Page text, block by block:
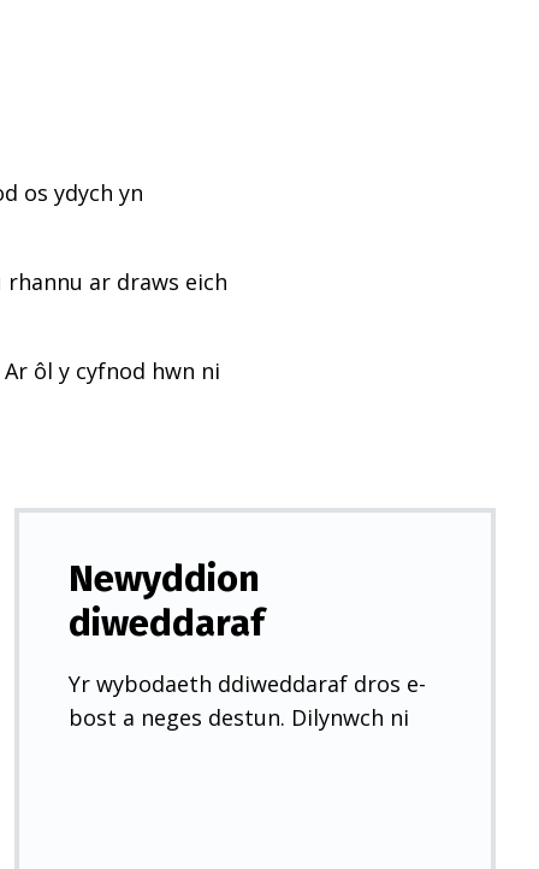
os ydych yn
ar draws eich
ôl y cyfnod hwn ni
Newyddion
diweddaraf
Yr wybodaeth ddiweddaraf dros e-
bost a neges destun. Dilynwch ni